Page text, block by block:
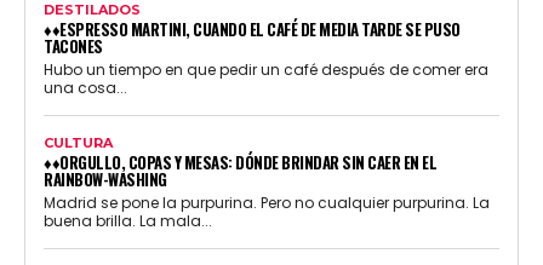
DESTILADOS
♦♦ESPRESSO MARTINI, CUANDO EL CAFÉ DE MEDIA TARDE SE PUSO
TACONES
Hubo un tiempo en que pedir un café después de comer era
una cosa...
CULTURA
♦♦ORGULLO, COPAS Y MESAS: DÓNDE BRINDAR SIN CAER EN EL
RAINBOW-WASHING
Madrid se pone la purpurina. Pero no cualquier purpurina. La
buena brilla. La mala...